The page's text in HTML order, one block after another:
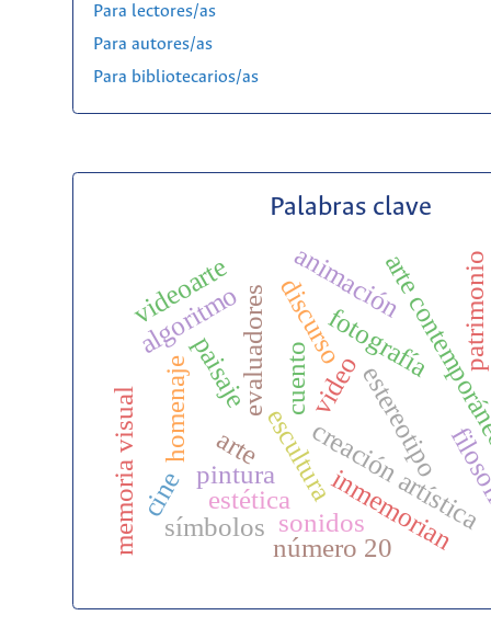
Para lectores/as
Para autores/as
Para bibliotecarios/as
Palabras clave
evaluadores
arte
paisaje video
escultura
pintura
discurso
estereotipo
fotografía
algoritmo arte
creación artística
homenaje
patrimonio
inmemorian
estética
cine
memoria visual
animación
videoarte
símbolos sonidos
número 20
cuento